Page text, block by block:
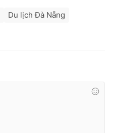
Du lịch Đà Nẵng